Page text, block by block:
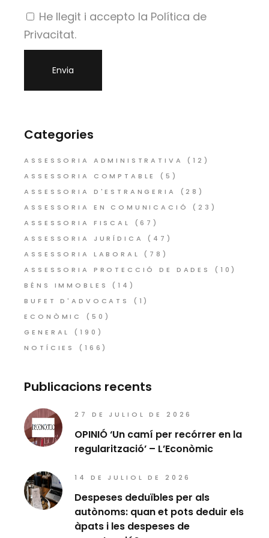
He llegit i accepto la Política de
Privacitat.
Categories
ASSESSORIA ADMINISTRATIVA
(12)
ASSESSORIA COMPTABLE
(5)
ASSESSORIA D'ESTRANGERIA
(28)
ASSESSORIA EN COMUNICACIÓ
(23)
ASSESSORIA FISCAL
(67)
ASSESSORIA JURÍDICA
(47)
ASSESSORIA LABORAL
(78)
ASSESSORIA PROTECCIÓ DE DADES
(10)
BÉNS IMMOBLES
(14)
BUFET D'ADVOCATS
(1)
ECONÒMIC
(50)
GENERAL
(190)
NOTÍCIES
(166)
Publicacions recents
27 DE JULIOL DE 2026
OPINIÓ ‘Un camí per recórrer en la
regularització’ – L’Econòmic
14 DE JULIOL DE 2026
Despeses deduïbles per als
autònoms: quan et pots deduir els
àpats i les despeses de